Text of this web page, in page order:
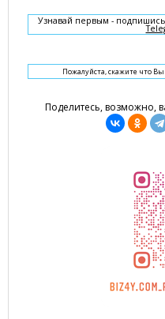
Узнавай первым -
Пожалуйста, скажите что
Поделитесь, возможно,